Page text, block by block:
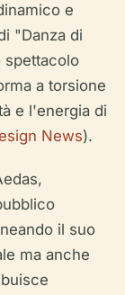
e
"Danza di
spettacolo
a torsione
e l'energia di
News).
il suo
ma anche